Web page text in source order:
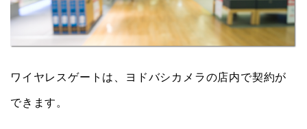
ワイヤレスゲートは、ヨドバシカメラの店内で契約が
できます。